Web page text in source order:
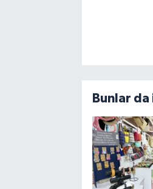
Bunlar